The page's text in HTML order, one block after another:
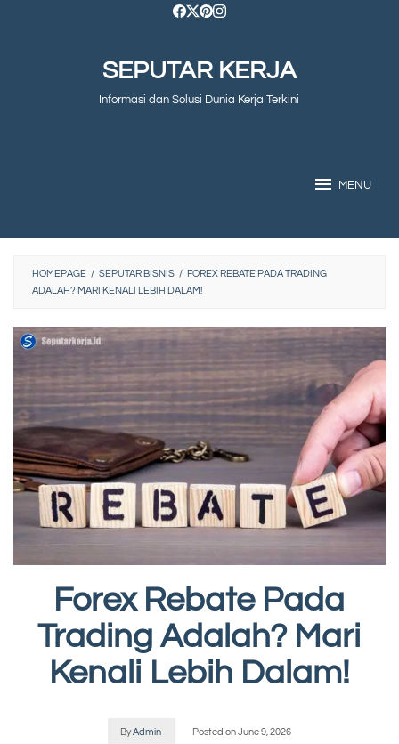
SEPUTAR KERJA
Informasi dan Solusi Dunia Kerja Terkini
MENU
HOMEPAGE / SEPUTAR BISNIS / FOREX REBATE PADA TRADING
ADALAH? MARI KENALI LEBIH DALAM!
Forex Rebate Pada
Trading Adalah? Mari
Kenali Lebih Dalam!
ByAdmin Posted onJune 9, 2026